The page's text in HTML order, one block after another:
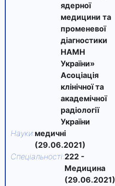
ядерної
медицини та
променевої
діагностики
НАМН
України»
Асоціація
клінічної та
академічної
радіології
України
Науки:медичні
(29.06.2021)
Спеціальності:222 -
Медицина
(29.06.2021)